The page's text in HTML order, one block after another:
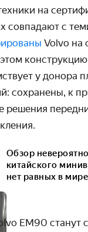
на
совпадают с
Volvo на
у донора
сохранены, к
решения
Обзор
китайского
нет равных в мире
EM90 станут